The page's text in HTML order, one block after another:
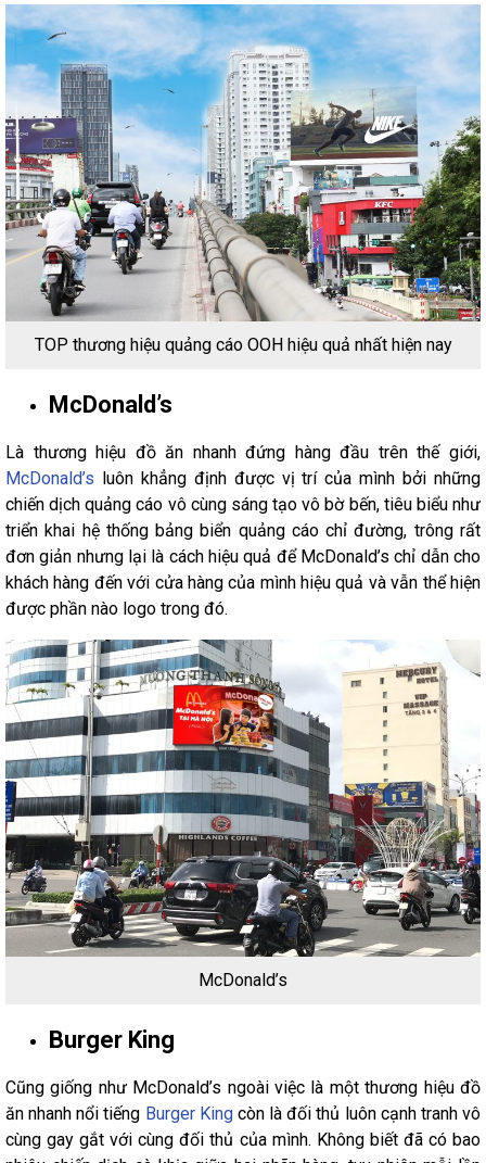
TOP thương hiệu quảng cáo OOH hiệu quả nhất hiện nay
McDonald’s
Là thương hiệu đồ ăn nhanh đứng hàng đầu trên thế giới,
McDonald’s luôn khẳng định được vị trí của mình bởi những
chiến dịch quảng cáo vô cùng sáng tạo vô bờ bến, tiêu biểu như
triển khai hệ thống bảng biển quảng cáo chỉ đường, trông rất
đơn giản nhưng lại là cách hiệu quả để McDonald’s chỉ dẫn cho
khách hàng đến với cửa hàng của mình hiệu quả và vẫn thể hiện
được phần nào logo trong đó.
McDonald’s
Burger King
Cũng giống như McDonald’s ngoài việc là một thương hiệu đồ
ăn nhanh nổi tiếng Burger Kingcòn là đối thủ luôn cạnh tranh vô
cùng gay gắt với cùng đối thủ của mình. Không biết đã có bao